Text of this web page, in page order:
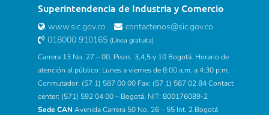
Superintendencia de Industria y Comercio
www.sic.gov.co
contactenos@sic.gov.co
018000 910165 (Línea gratuita)
Carrera 13 No. 27 – 00, Pisos. 3,4,5 y 10 Bogotá. Horario de
atención al público: Lunes a viernes de 8:00 a.m. a 4:30 p.m.
Conmutador: (57 1) 587 00 00 Fax: (57 1) 587 02 84 Contact
center: (571) 592 04 00 – Bogotá. NIT: 800176089-2
Sede CAN Avenida Carrera 50 No. 26 – 55 Int. 2 Bogotá